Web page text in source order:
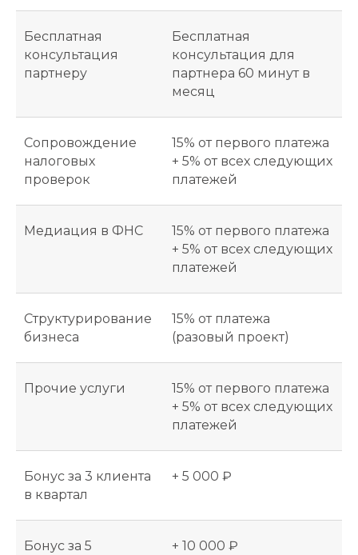
Бесплатная
консультация
партнеру
Бесплатная
консультация для
партнера 60 минут в
месяц
Сопровождение
налоговых
проверок
15% от первого платежа
+ 5% от всех следующих
платежей
Медиация в ФНС
15% от первого платежа
+ 5% от всех следующих
платежей
Структурирование
бизнеса
15% от платежа
(разовый проект)
Прочие услуги
15% от первого платежа
+ 5% от всех следующих
платежей
Бонус за 3 клиента
в квартал
+ 5 000 ₽
Бонус за 5
+ 10 000 ₽